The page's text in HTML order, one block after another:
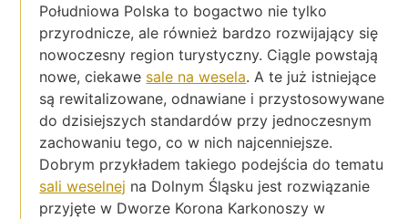
Południowa Polska to bogactwo nie tylko
przyrodnicze, ale również bardzo rozwijający się
nowoczesny region turystyczny. Ciągle powstają
nowe, ciekawe sale na wesela. A te już istniejące
są rewitalizowane, odnawiane i przystosowywane
do dzisiejszych standardów przy jednoczesnym
zachowaniu tego, co w nich najcenniejsze.
Dobrym przykładem takiego podejścia do tematu
sali weselnej na Dolnym Śląsku jest rozwiązanie
przyjęte w Dworze Korona Karkonoszy w